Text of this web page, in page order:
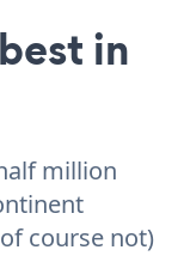
in
million
course not)